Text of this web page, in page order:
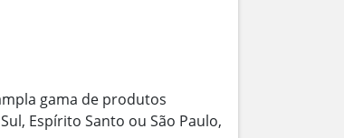
gama de produtos
Espírito Santo ou São Paulo,